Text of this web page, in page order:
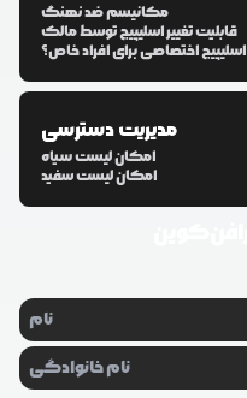
مکانیسم ضد نهنگ
قابلیت تغییر اسلیپیج توسط مالک
اسلیپیج اختصاصی برای افراد خاص؟
مدیریت دسترسی
امکان لیست سیاه
امکان لیست سفید